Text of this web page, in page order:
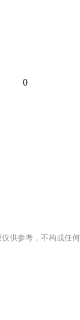
0
供参考，不构成任